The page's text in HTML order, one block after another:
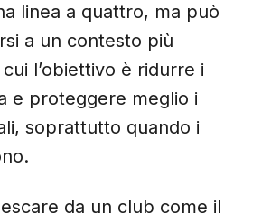
linea a quattro, ma può
a un contesto più
l’obiettivo è ridurre i
e proteggere meglio i
soprattutto quando i
da un club come il